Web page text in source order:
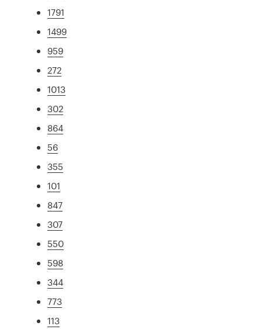
1791
1499
959
272
1013
302
864
56
355
101
847
307
550
598
344
773
113